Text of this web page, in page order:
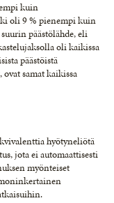
kuin
oli 9 % pienempi kuin
päästölähde, eli
oli kaikissa
päästöistä
samat kaikissa
hyötyneliötä
jota ei automaattisesti
myönteiset